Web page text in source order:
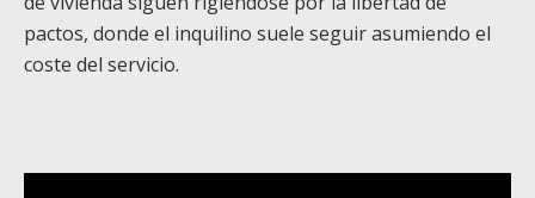
pactos, donde el inquilino suele seguir asumiendo el
coste del servicio.